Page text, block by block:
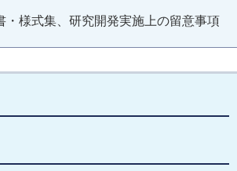
・様式集、研究開発実施上の留意事項